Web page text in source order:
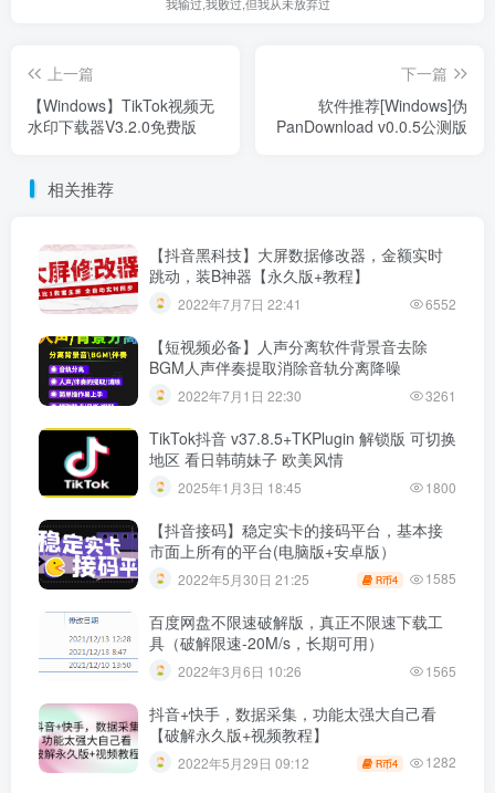
上一篇
【Windows】TikTok视频无
水印下载器V3.2.0免费版
下一篇
软件推荐[Windows]伪
PanDownload v0.0.5公测版
相关推荐
【抖音黑科技】大屏数据修改器，金额实时
跳动，装B神器【永久版+教程】
2022年7月7日 22:41 6552
【短视频必备】人声分离软件背景音去除
BGM人声伴奏提取消除音轨分离降噪
2022年7月1日 22:30 3261
TikTok抖音 v37.8.5+TKPlugin 解锁版 可切换
地区 看日韩萌妹子 欧美风情
2025年1月3日 18:45 1800
【抖音接码】稳定实卡的接码平台，基本接
市面上所有的平台(电脑版+安卓版）
2022年5月30日 21:25 R币4 1585
百度网盘不限速破解版，真正不限速下载工
具（破解限速-20M/s，长期可用）
2022年3月6日 10:26 1565
抖音+快手，数据采集，功能太强大自己看
【破解永久版+视频教程】
2022年5月29日 09:12 R币4 1282